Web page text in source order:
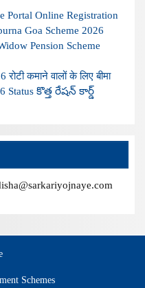
Portal Online Registration
Goa Scheme 2026
Pension Scheme
कमाने वालों के लिए बीमा
Status కొత్త రేషన్ కార్డ్
Schemes